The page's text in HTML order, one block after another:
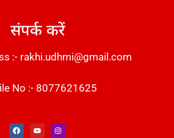
संपर्क करें
:- rakhi.udhmi@gmail.com
No :- 8077621625